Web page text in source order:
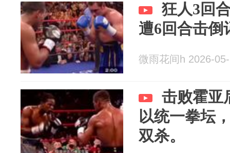
狂人3回
遭6回合击倒
微雨花间h 2026-
击败霍亚
以统一拳坛
双杀。